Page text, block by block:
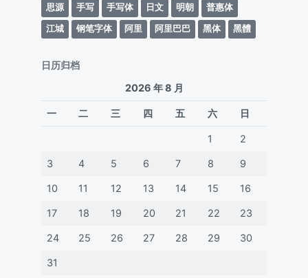
思源
手写 手写体 日文 明朝
普惠体
江城
钢笔字体 阿里 阿里巴巴 黑体 黑體
日历归档
2026 年 8 月
一 二 三 四 五 六 日
1 2
3 4 5 6 7 8 9
10 11 12 13 14 15 16
17 18 19 20 21 22 23
24 25 26 27 28 29 30
31